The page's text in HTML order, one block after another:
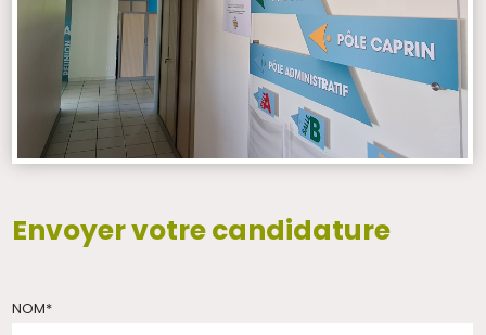
Envoyer votre candidature
NOM*